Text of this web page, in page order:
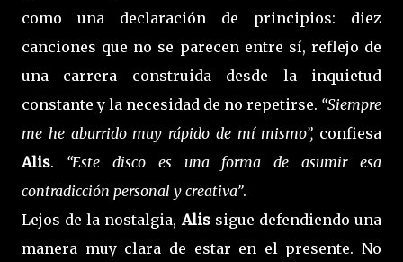
como una declaración de principios: diez
canciones que no se parecen entre sí, reflejo de
una carrera construida desde la inquietud
constante y la necesidad de no repetirse. “Siempre
me he aburrido muy rápido de mí mismo”, confiesa
Alis. “Este disco es una forma de asumir esa
contradicción personal y creativa”.
Lejos de la nostalgia,Alis sigue defendiendo una
manera muy clara de estar en el presente. No